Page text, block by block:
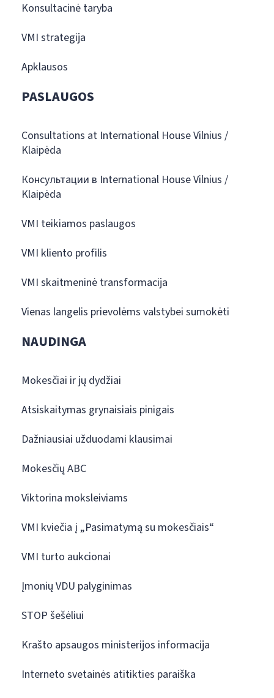
Konsultacinė taryba
VMI strategija
Apklausos
PASLAUGOS
Consultations at International House Vilnius /
Klaipėda
Консультации в International House Vilnius /
Klaipėda
VMI teikiamos paslaugos
VMI kliento profilis
VMI skaitmeninė transformacija
Vienas langelis prievolėms valstybei sumokėti
NAUDINGA
Mokesčiai ir jų dydžiai
Atsiskaitymas grynaisiais pinigais
Dažniausiai užduodami klausimai
Mokesčių ABC
Viktorina moksleiviams
VMI kviečia į „Pasimatymą su mokesčiais“
VMI turto aukcionai
Įmonių VDU palyginimas
STOP šešėliui
Krašto apsaugos ministerijos informacija
Interneto svetainės atitikties paraiška